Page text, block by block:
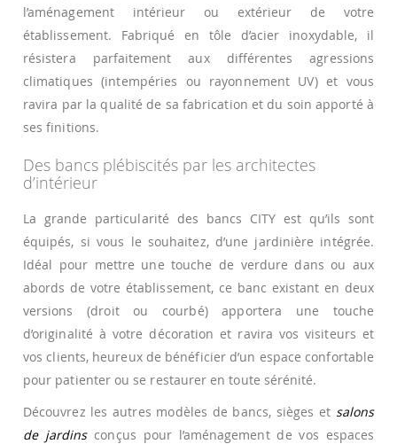
l’aménagement intérieur ou extérieur de votre
établissement. Fabriqué en tôle d’acier inoxydable, il
résistera parfaitement aux différentes agressions
climatiques (intempéries ou rayonnement UV) et vous
ravira par la qualité de sa fabrication et du soin apporté à
ses finitions.
Des bancs plébiscités par les architectes
d’intérieur
La grande particularité des bancs CITY est qu’ils sont
équipés, si vous le souhaitez, d’une jardinière intégrée.
Idéal pour mettre une touche de verdure dans ou aux
abords de votre établissement, ce banc existant en deux
versions (droit ou courbé) apportera une touche
d’originalité à votre décoration et ravira vos visiteurs et
vos clients, heureux de bénéficier d’un espace confortable
pour patienter ou se restaurer en toute sérénité.
Découvrez les autres modèles de bancs, sièges et salons
de jardinsconçus pour l’aménagement de vos espaces